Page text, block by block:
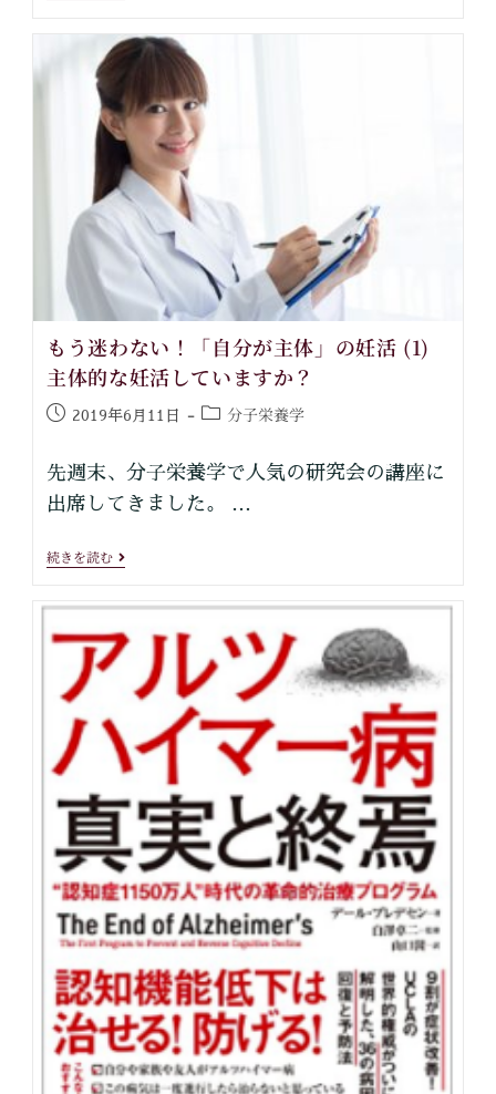
もう迷わない！「自分が主体」の妊活 (1)
主体的な妊活していますか？
2019年6月11日 分子栄養学
先週末、分子栄養学で人気の研究会の講座に
出席してきました。 …
続きを読む